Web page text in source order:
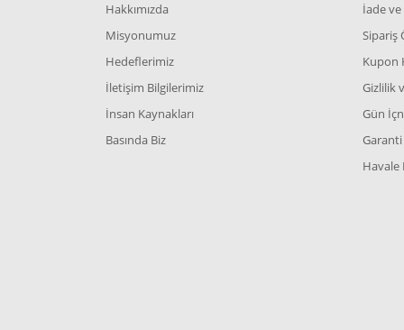
Hakkımızda
Misyonumuz
Hedeflerimiz
İletişim Bilgilerimiz
İnsan Kaynakları
Basında Biz
İade ve
Sipariş
Kupon
Gizlilik
Gün
Garanti
Havale